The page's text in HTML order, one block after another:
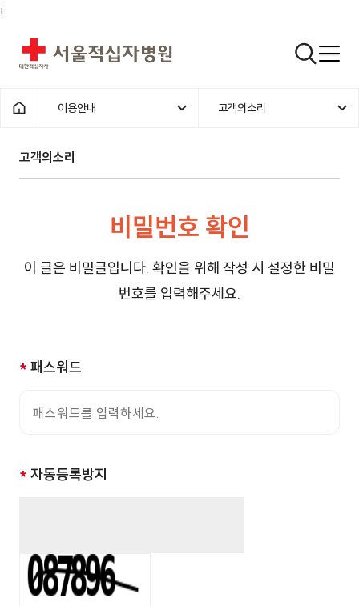
i
서울적십자병원 검색열기
홈으로 1차메뉴
이용안내 2차메뉴
고객의소리
고객의소리 | 이용안내 | 의사소
고객의소리
비밀번호 확인
이 글은 비밀글입니다. 확인을 위해 작성 시 설정한 비밀
번호를 입력해주세요.
* 패스워드
* 자동등록방지